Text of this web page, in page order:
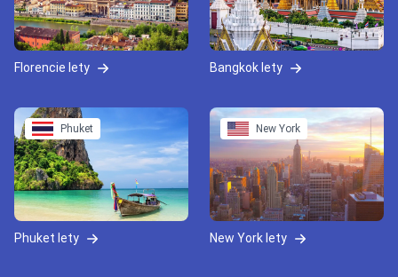
Florencie lety Bangkok lety
Phuket
Phuket lety
New York
New York lety